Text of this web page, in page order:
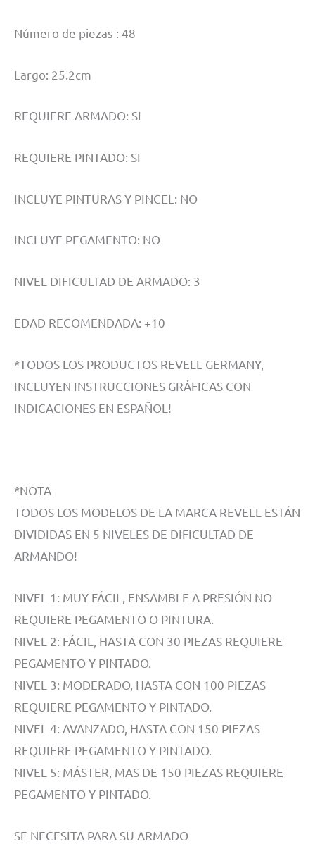
Número de piezas : 48
Largo: 25.2cm
REQUIERE ARMADO: SI
REQUIERE PINTADO: SI
INCLUYE PINTURAS Y PINCEL: NO
INCLUYE PEGAMENTO: NO
NIVEL DIFICULTAD DE ARMADO: 3
EDAD RECOMENDADA: +10
*TODOS LOS PRODUCTOS REVELL GERMANY,
INCLUYEN INSTRUCCIONES GRÁFICAS CON
INDICACIONES EN ESPAÑOL!
*NOTA
TODOS LOS MODELOS DE LA MARCA REVELL ESTÁN
DIVIDIDAS EN 5 NIVELES DE DIFICULTAD DE
ARMANDO!
NIVEL 1: MUY FÁCIL, ENSAMBLE A PRESIÓN NO
REQUIERE PEGAMENTO O PINTURA.
NIVEL 2: FÁCIL, HASTA CON 30 PIEZAS REQUIERE
PEGAMENTO Y PINTADO.
NIVEL 3: MODERADO, HASTA CON 100 PIEZAS
REQUIERE PEGAMENTO Y PINTADO.
NIVEL 4: AVANZADO, HASTA CON 150 PIEZAS
REQUIERE PEGAMENTO Y PINTADO.
NIVEL 5: MÁSTER, MAS DE 150 PIEZAS REQUIERE
PEGAMENTO Y PINTADO.
SE NECESITA PARA SU ARMADO